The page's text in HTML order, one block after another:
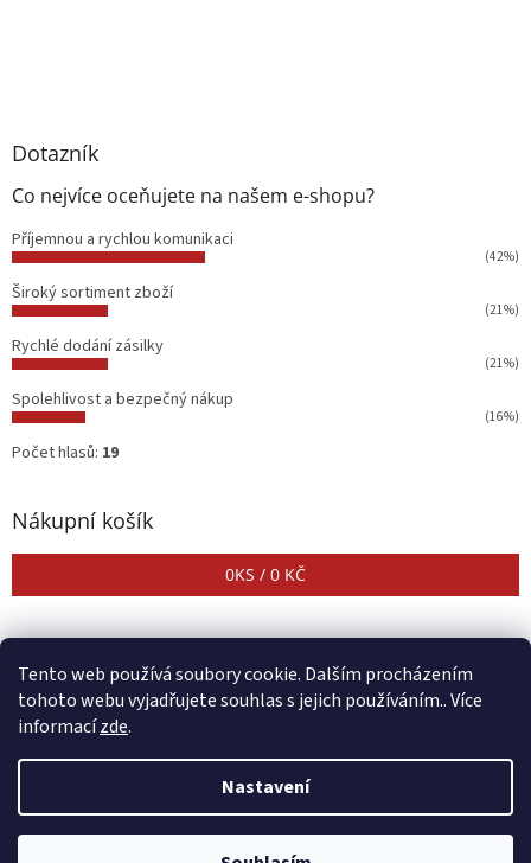
Tento web používá soubory cookie. Dalším procházením
tohoto webu vyjadřujete souhlas s jejich používáním.. Více
informacízde.
Nastavení
Dotazník
Co nejvíce oceňujete na našem e-shopu?
Příjemnou a rychlou komunikaci
(42%)
Široký sortiment zboží
(21%)
Rychlé dodání zásilky
(21%)
Spolehlivost a bezpečný nákup
(16%)
Počet hlasů: 19
Nákupní košík
0KS / 0 KČ
Copyright 2026CENTER SHOP. Všechna práva vyhrazena.Upravit